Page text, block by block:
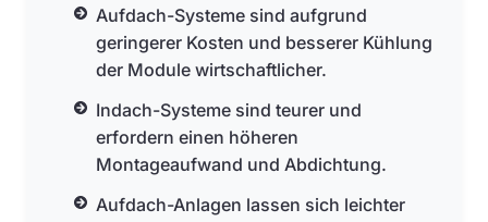
Aufdach-Systeme sind aufgrund
geringerer Kosten und besserer Kühlung
der Module wirtschaftlicher.
Indach-Systeme sind teurer und
erfordern einen höheren
Montageaufwand und Abdichtung.
Aufdach-Anlagen lassen sich leichter